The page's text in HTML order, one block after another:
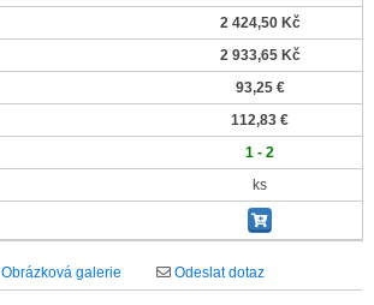
2 424,50 Kč
2 933,65 Kč
93,25 €
112,83 €
1 - 2
ks
Obrázková galerie Odeslat dotaz